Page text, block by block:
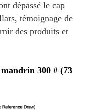
dépassé le cap
témoignage de
des produits et
mandrin 300 # (73